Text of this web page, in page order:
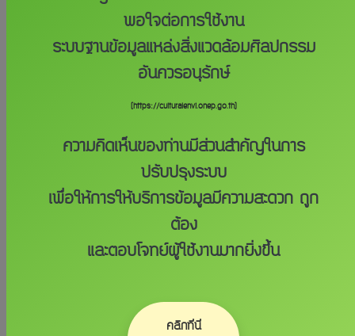
ศิลปกรรมท้องถิ่นจังหวัดพัทลุง)
อำเภอปากพะยูน, พัทลุง
7.670072, 100.059604
วัดพระเกิด
วัดพระเกิด (หน่วยอนุรักษ์สิ่ง
ท้องถิ่นจังหวัดพัทลุง)
พอใจต่อการใช้งาน
ระบบฐานข้อมูลแหล่งสิ่งแวดล้อมศิลปกรรม
อันควรอนุรักษ์
(https://culturalenvi.onep.go.th)
ความคิดเห็นของท่านมีส่วนสำคัญในการ
ปรับปรุงระบบ
เพื่อให้การให้บริการข้อมูลมีความสะดวก ถูก
ต้อง
และตอบโจทย์ผู้ใช้งานมากยิ่งขึ้น
คลิกที่นี่